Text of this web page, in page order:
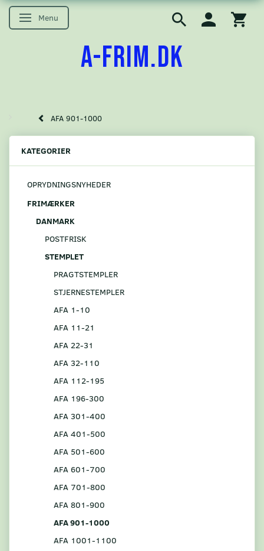
Skifte navigation
Menu
A-FRIM.DK
AFA 901-1000
KATEGORIER
OPRYDNINGSNYHEDER
FRIMÆRKER
DANMARK
POSTFRISK
STEMPLET
PRAGTSTEMPLER
STJERNESTEMPLER
AFA 1-10
AFA 11-21
AFA 22-31
AFA 32-110
AFA 112-195
AFA 196-300
AFA 301-400
AFA 401-500
AFA 501-600
AFA 601-700
AFA 701-800
AFA 801-900
AFA 901-1000
AFA 1001-1100